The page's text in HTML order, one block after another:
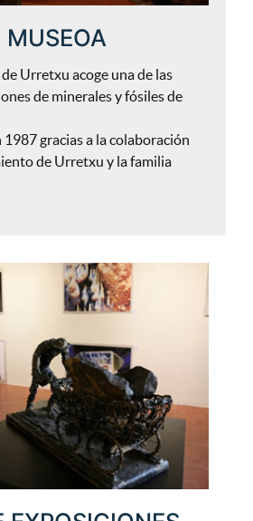
MUSEOA
Urretxu acoge una de las
de minerales y fósiles de
1987 gracias a la colaboración
de Urretxu y la familia